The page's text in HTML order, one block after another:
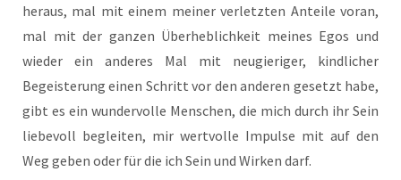
heraus, mal mit einem meiner verletzten Anteile voran,
mal mit der ganzen Überheblichkeit meines Egos und
wieder ein anderes Mal mit neugieriger, kindlicher
Begeisterung einen Schritt vor den anderen gesetzt habe,
gibt es ein wundervolle Menschen, die mich durch ihr Sein
liebevoll begleiten, mir wertvolle Impulse mit auf den
Weg geben oder für die ich Sein und Wirken darf.